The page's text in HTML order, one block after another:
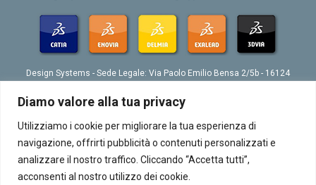
Diamo valore alla tua privacy
Utilizziamo i cookie per migliorare la tua esperienza di
navigazione, offrirti pubblicità o contenuti personalizzati e
analizzare il nostro traffico. Cliccando “Accetta tutti”,
acconsenti al nostro utilizzo dei cookie.
Design Systems - Sede Legale: Via Paolo Emilio Bensa 2/5b - 16124
Tel. 039 010 4074802 - Fax 039 010 4073276 - Email:
info@designsystemsplm.it
P. IVA 01566570998